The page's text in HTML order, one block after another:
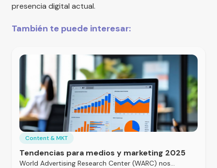
presencia digital actual.
También te puede interesar:
Content & MKT
Tendencias para medios y marketing 2025
World Advertising Research Center (WARC) nos…